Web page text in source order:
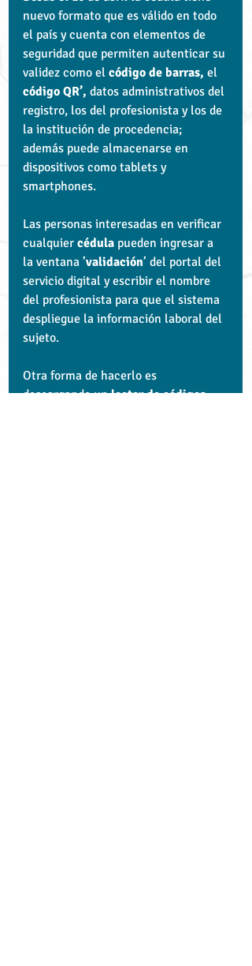
nuevo formato que es válido en todo
el país y cuenta con elementos de
seguridad que permiten autenticar su
validez como el código de barras, el
código QR’, datos administrativos del
registro, los del profesionista y los de
la institución de procedencia;
además puede almacenarse en
dispositivos como tablets y
smartphones.
Las personas interesadas en verificar
cualquier cédula pueden ingresar a
la ventana ’validación’ del portal del
servicio digital y escribir el nombre
del profesionista para que el sistema
despliegue la información laboral del
sujeto.
Otra forma de hacerlo es
descargando un lector de códigos